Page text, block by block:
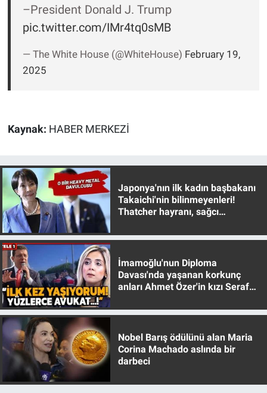
–President Donald J. Trump
pic.twitter.com/IMr4tq0sMB
— The White House (@WhiteHouse) February 19,
2025
Kaynak: HABER MERKEZİ
Japonya'nın ilk kadın başbakanı
Takaichi'nin bilinmeyenleri!
Thatcher hayranı, sağcı
İmamoğlu'nun Diploma
Davası'nda yaşanan korkunç
anları Ahmet Özer'in kızı Seraf
Nobel Barış ödülünü alan Maria
Corina Machado aslında bir
darbeci
Teknoloji
Türkiye'nin Gündemi
Yerel Yaşam
Canlı Yayın